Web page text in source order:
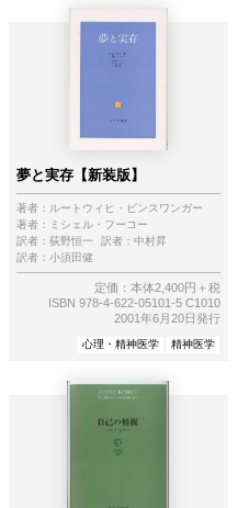
夢と実存【新装版】
著者： ルートウィヒ・ビンスワンガー
著者：
ミシェル・フーコー
訳者： 荻野恒一 訳者： 中村昇
訳者： 小須田健
定価：本体2,400円＋税
ISBN 978-4-622-05101-5 C1010
2001年6月20日発行
心理・精神医学 精神医学